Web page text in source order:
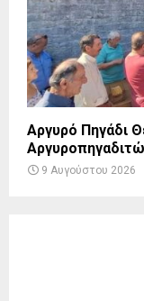
Αργυρό Πηγάδι
9 Αυγούστου 2026